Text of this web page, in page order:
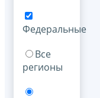
Федеральные
Все
регионы